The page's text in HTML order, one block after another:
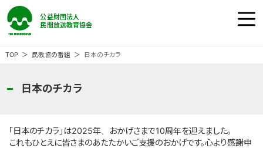
ホーム
民教協の『番組』
TOP 民教協の番組 日本のチカラ
日本のチカラ
「日本のチカラ」は2025年、おかげさまで10周年を迎えました。
これもひとえに皆さまのあたたかいご支援のおかげです。心より感謝申